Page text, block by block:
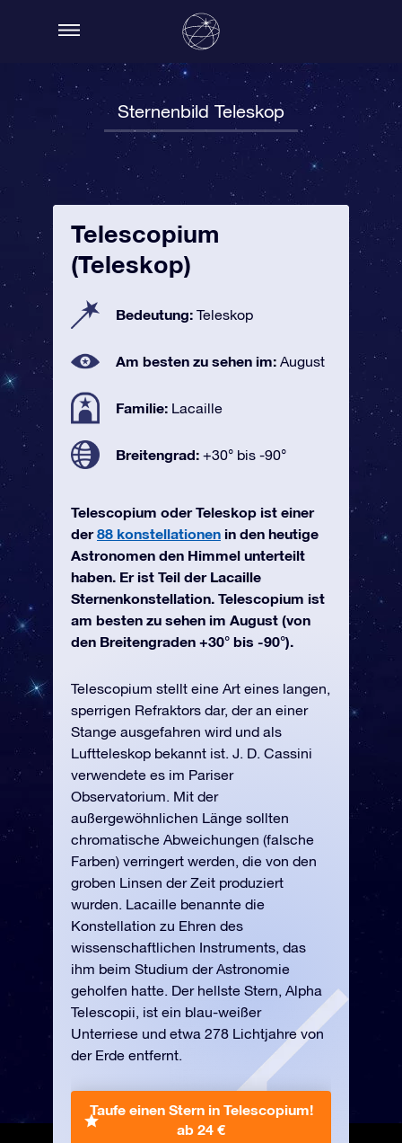
Sternenbild Teleskop
Telescopium
(Teleskop)
Bedeutung: Teleskop
Am besten zu sehen im: August
Familie: Lacaille
Breitengrad: +30° bis -90°
Telescopium oder Teleskop ist einer
der88 konstellationen in den heutige
Astronomen den Himmel unterteilt
haben. Er ist Teil der Lacaille
Sternenkonstellation. Telescopium ist
am besten zu sehen im August (von
den Breitengraden +30° bis -90°).
Telescopium stellt eine Art eines langen,
sperrigen Refraktors dar, der an einer
Stange ausgefahren wird und als
Luftteleskop bekannt ist. J. D. Cassini
verwendete es im Pariser
Observatorium. Mit der
außergewöhnlichen Länge sollten
chromatische Abweichungen (falsche
Farben) verringert werden, die von den
groben Linsen der Zeit produziert
wurden. Lacaille benannte die
Konstellation zu Ehren des
wissenschaftlichen Instruments, das
ihm beim Studium der Astronomie
geholfen hatte. Der hellste Stern, Alpha
Telescopii, ist ein blau-weißer
Unterriese und etwa 278 Lichtjahre von
der Erde entfernt.
Taufe einen Stern in Telescopium!
ab 24 €